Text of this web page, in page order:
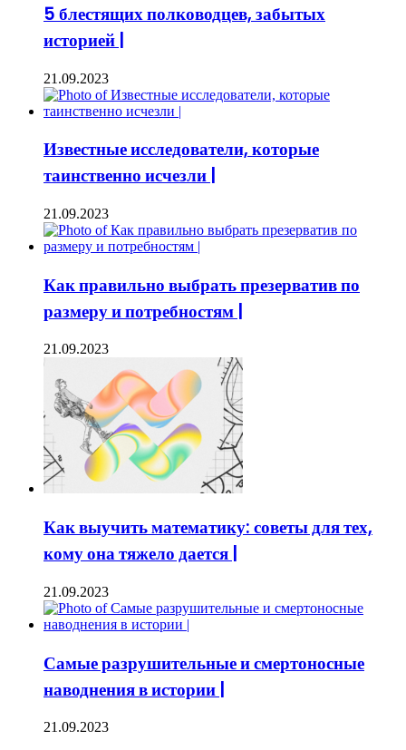
5 блестящих полководцев, забытых
историей |
21.09.2023
Известные исследователи, которые
таинственно исчезли |
21.09.2023
Как правильно выбрать презерватив по
размеру и потребностям |
21.09.2023
Как выучить математику: советы для тех,
кому она тяжело дается |
21.09.2023
Самые разрушительные и смертоносные
наводнения в истории |
21.09.2023